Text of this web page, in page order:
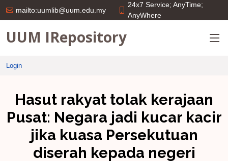
mailto:uumlib@uum.edu.my
24x7 Service; AnyTime;
AnyWhere
UUM IRepository
Login
Hasut rakyat tolak kerajaan
Pusat: Negara jadi kucar kacir
jika kuasa Persekutuan
diserah kepada negeri